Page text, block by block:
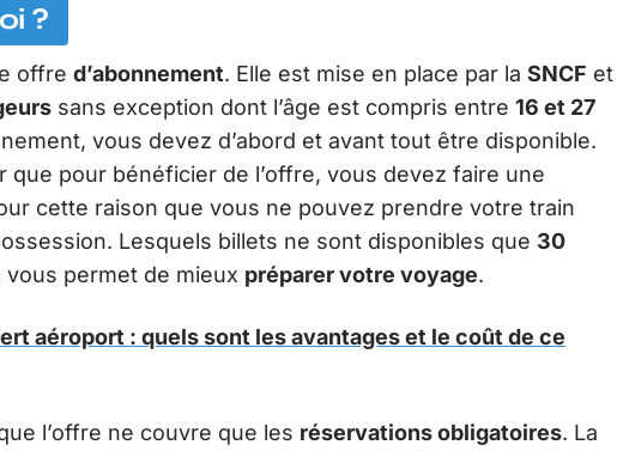
?
offre d’abonnement. Elle est mise en place par la SNCF et
sans exception dont l’âge est compris entre 16 et 27
vous devez d’abord et avant tout être disponible.
que pour bénéficier de l’offre, vous devez faire une
cette raison que vous ne pouvez prendre votre train
Lesquels billets ne sont disponibles que 30
vous permet de mieux préparer votre voyage.
aéroport : quels sont les avantages et le coût de ce
l’offre ne couvre que les réservations obligatoires. La